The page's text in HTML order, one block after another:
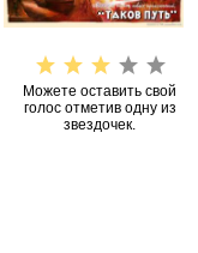
Можете оставить свой
голос отметив одну из
звездочек.